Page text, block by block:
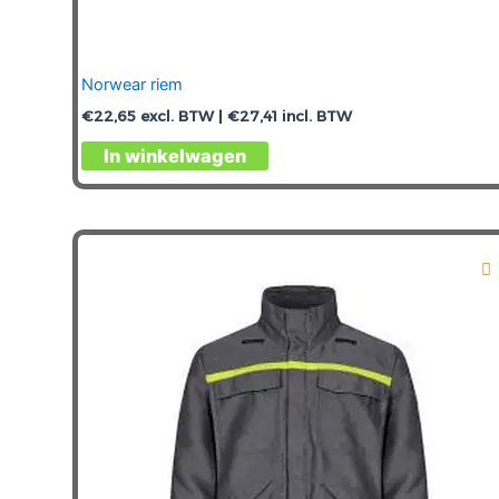
Norwear riem
€22,65 excl. BTW | €27,41 incl. BTW
In winkelwagen
Dit
product
meerdere
optie
kan
gekozen
worden
productpagina